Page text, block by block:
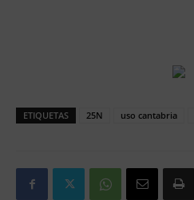
ETIQUETAS 25N uso cantabria